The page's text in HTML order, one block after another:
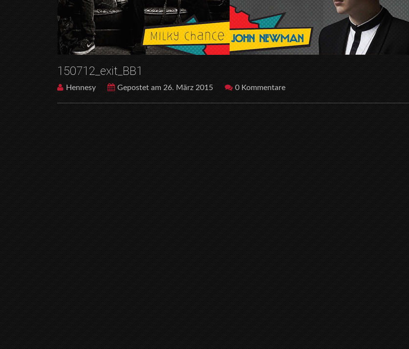
150712_exit_BB1
Hennesy Gepostet am 26. März 2015 0 Kommentare